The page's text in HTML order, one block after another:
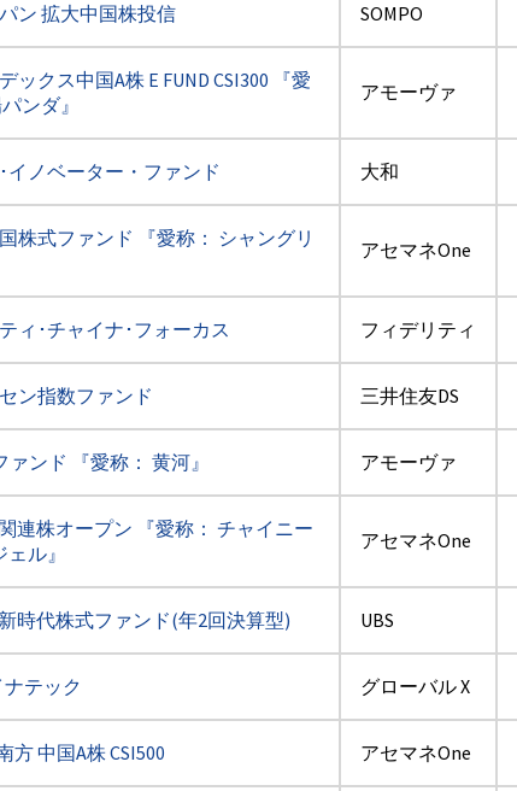
ン 拡大中国株投信 SOMPO
ックス中国A株 E FUND CSI300 『愛
ンダ』
アモーヴァ
イノベーター・ファンド 大和
株式ファンド 『愛称： シャングリ
アセマネOne
ィ･チャイナ･フォーカス フィデリティ
ン指数ファンド 三井住友DS
ァンド 『愛称： 黄河』 アモーヴァ
連株オープン 『愛称： チャイニー
ル』
アセマネOne
時代株式ファンド(年2回決算型) UBS
ナテック グローバル X
方 中国A株 CSI500 アセマネOne